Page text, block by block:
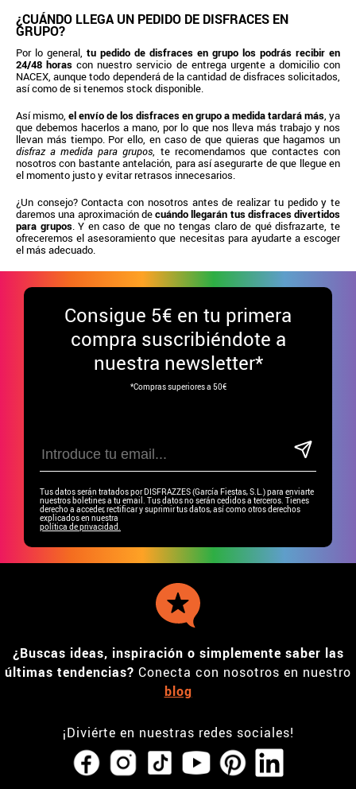
¿CUÁNDO LLEGA UN PEDIDO DE DISFRACES EN
GRUPO?
Por lo general, tu pedido de disfraces en grupo los podrás recibir en
24/48 horas con nuestro servicio de entrega urgente a domicilio con
NACEX, aunque todo dependerá de la cantidad de disfraces solicitados,
así como de si tenemos stock disponible.
Así mismo, el envío de los disfraces en grupo a medida tardará más, ya
que debemos hacerlos a mano, por lo que nos lleva más trabajo y nos
llevan más tiempo. Por ello, en caso de que quieras que hagamos un
disfraz a medida para grupos, te recomendamos que contactes con
nosotros con bastante antelación, para así asegurarte de que llegue en
el momento justo y evitar retrasos innecesarios.
¿Un consejo? Contacta con nosotros antes de realizar tu pedido y te
daremos una aproximación decuándo llegarán tus disfraces divertidos
para grupos. Y en caso de que no tengas claro de qué disfrazarte, te
ofreceremos el asesoramiento que necesitas para ayudarte a escoger
el más adecuado.
Consigue 5€ en tu primera
compra suscribiéndote a
nuestra newsletter*
*Compras superiores a 50€
Tus datos serán tratados por DISFRAZZES (García Fiestas, S.L.) para enviarte
nuestros boletines a tu email. Tus datos no serán cedidos a terceros. Tienes
derecho a acceder, rectificar y suprimir tus datos, así como otros derechos
explicados en nuestra
política de privacidad.
¿Buscas ideas, inspiración o simplemente saber las
últimas tendencias? Conecta con nosotros en nuestro
blog
¡Diviérte en nuestras redes sociales!